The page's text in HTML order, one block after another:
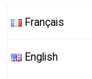
Français
English